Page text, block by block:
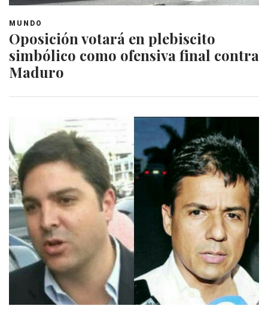
MUNDO
Oposición votará en plebiscito
simbólico como ofensiva final contra
Maduro